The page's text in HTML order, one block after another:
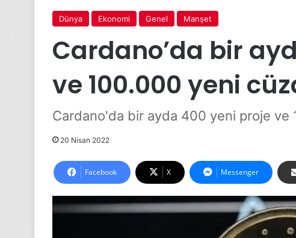
Dünya Ekonomi Genel Manşet
Cardano’da bir
ve 100.000 yeni
Cardano'da bir ayda 400 yeni proje
20 Nisan 2022
Facebook X Messenger